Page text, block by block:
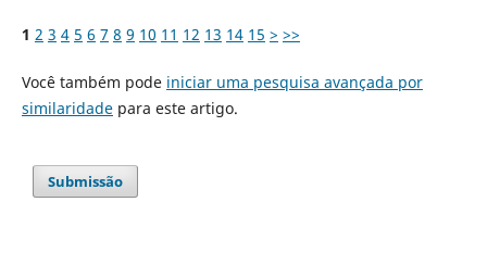
1 2 3 4 5 6 7 8 9 10 11 12 13 14 15 > >>
Você também pode iniciar uma pesquisa avançada por
similaridadepara este artigo.
Submissão